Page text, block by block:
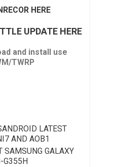
HERE
UPDATE HERE
and install use
TWRP
LATEST
AND AOB1
SAMSUNG GALAXY
G355H